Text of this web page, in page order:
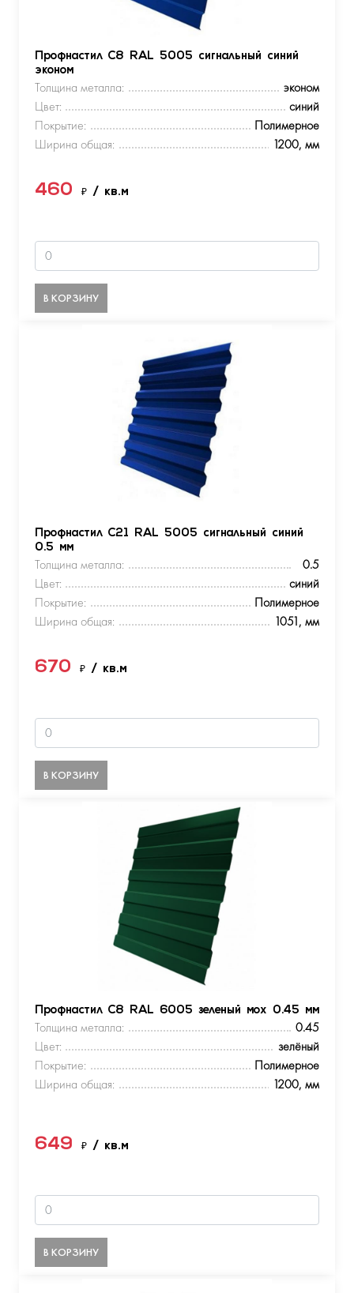
Профнастил С8 RAL 5005 сигнальный синий
эконом
Толщина металла:
эконом
Цвет:
синий
Покрытие:
Полимерное
Ширина общая:
1200, мм
460 ₽ / кв.м
В КОРЗИНУ
Профнастил С21 RAL 5005 сигнальный синий
0.5 мм
Толщина металла:
0.5
Цвет:
синий
Покрытие:
Полимерное
Ширина общая:
1051, мм
670 ₽ / кв.м
В КОРЗИНУ
Профнастил С8 RAL 6005 зеленый мох 0.45 мм
Толщина металла:
0.45
Цвет:
зелёный
Покрытие:
Полимерное
Ширина общая:
1200, мм
649 ₽ / кв.м
В КОРЗИНУ